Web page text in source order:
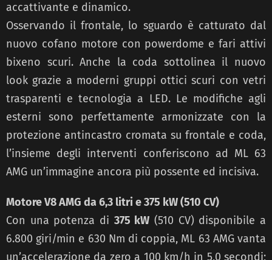
accattivante e dinamico.
Osservando il frontale, lo sguardo è catturato dal
nuovo cofano motore con powerdome e fari attivi
bixeno scuri. Anche la coda sottolinea il nuovo
look grazie a moderni gruppi ottici scuri con vetri
trasparenti e tecnologia a LED. Le modifiche agli
esterni sono perfettamente armonizzate con la
protezione antincastro cromata su frontale e coda,
l’insieme degli interventi conferiscono ad ML 63
AMG un’immagine ancora più possente ed incisiva.
Motore V8 AMG da 6,3 litri e 375 kW (510 CV)
Con una potenza di 375 kW (510 CV) disponibile a
6.800 giri/min e 630 Nm di coppia, ML 63 AMG vanta
un’accelerazione da zero a 100 km/h in 5,0 secondi;